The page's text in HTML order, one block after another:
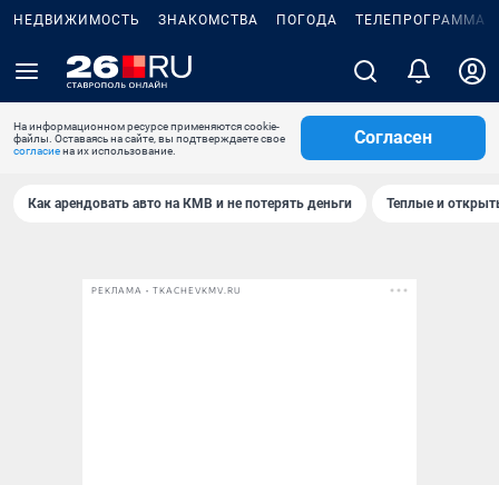
НЕДВИЖИМОСТЬ ЗНАКОМСТВА ПОГОДА ТЕЛЕПРОГРАММА
На информационном ресурсе применяются cookie-
файлы. Оставаясь на сайте, вы подтверждаете свое
согласиена их использование.
Согласен
Как арендовать авто на КМВ и не потерять деньги Теплые и
РЕКЛАМА • TKACHEVKMV.RU